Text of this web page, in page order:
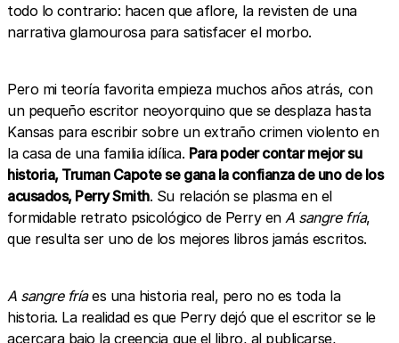
todo lo contrario: hacen que aflore, la revisten de una
narrativa glamourosa para satisfacer el morbo.
Pero mi teoría favorita empieza muchos años atrás, con
un pequeño escritor neoyorquino que se desplaza hasta
Kansas para escribir sobre un extraño crimen violento en
la casa de una familia idílica. Para poder contar mejor su
historia, Truman Capote se gana la confianza de uno de los
acusados, Perry Smith. Su relación se plasma en el
formidable retrato psicológico de Perry en A sangre fría,
que resulta ser uno de los mejores libros jamás escritos.
A sangre fríaes una historia real, pero no es toda la
historia. La realidad es que Perry dejó que el escritor se le
acercara bajo la creencia que el libro, al publicarse,